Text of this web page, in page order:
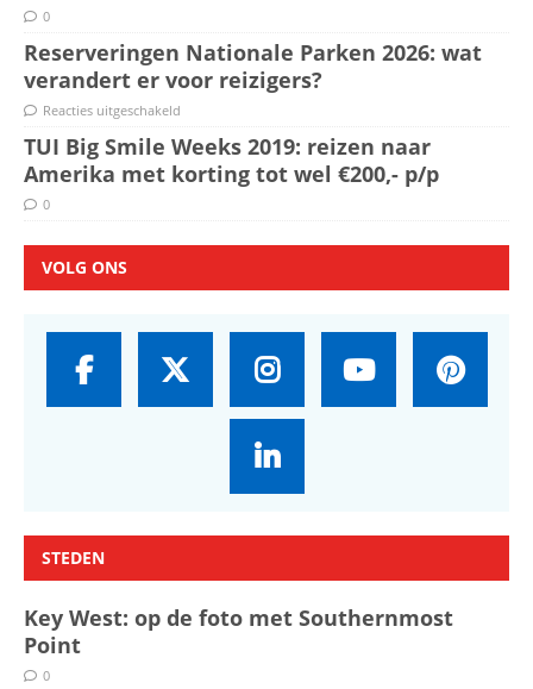
0
Reserveringen Nationale Parken 2026: wat
verandert er voor reizigers?
Reacties uitgeschakeld
TUI Big Smile Weeks 2019: reizen naar
Amerika met korting tot wel €200,- p/p
0
VOLG ONS
STEDEN
Key West: op de foto met Southernmost
Point
0